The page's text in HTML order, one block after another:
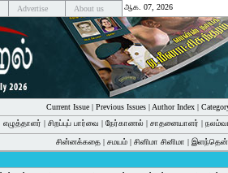
Advertise About us ஆக. 07, 2026
Current Issue| Previous Issues| Author Index|
எழுத்தாளர் | சிறப்புப் பார்வை | நேர்காணல் | சாதனையாளர் |
சின்னக்கதை | சமயம் | சினிமா சினிமா |